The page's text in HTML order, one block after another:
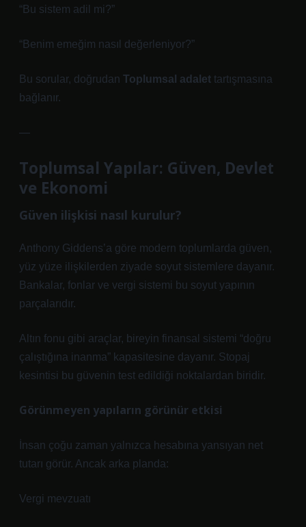
“Bu sistem adil mi?”
“Benim emeğim nasıl değerleniyor?”
Bu sorular, doğrudan Toplumsal adalet tartışmasına
bağlanır.
—
Toplumsal Yapılar: Güven, Devlet
ve Ekonomi
Güven ilişkisi nasıl kurulur?
Anthony Giddens’a göre modern toplumlarda güven,
yüz yüze ilişkilerden ziyade soyut sistemlere dayanır.
Bankalar, fonlar ve vergi sistemi bu soyut yapının
parçalarıdır.
Altın fonu gibi araçlar, bireyin finansal sistemi “doğru
çalıştığına inanma” kapasitesine dayanır. Stopaj
kesintisi bu güvenin test edildiği noktalardan biridir.
Görünmeyen yapıların görünür etkisi
İnsan çoğu zaman yalnızca hesabına yansıyan net
tutarı görür. Ancak arka planda:
Vergi mevzuatı